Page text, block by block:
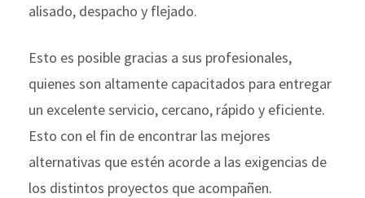
alisado, despacho y flejado.
Esto es posible gracias a sus profesionales,
quienes son altamente capacitados para entregar
un excelente servicio, cercano, rápido y eficiente.
Esto con el fin de encontrar las mejores
alternativas que estén acorde a las exigencias de
los distintos proyectos que acompañen.